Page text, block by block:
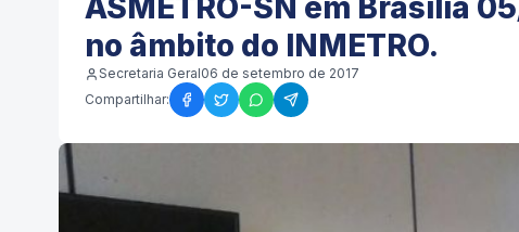
ASMETRO-SN em Brasília
no âmbito do INMETRO.
Secretaria Geral06 de setembro de 2017
Compartilhar: